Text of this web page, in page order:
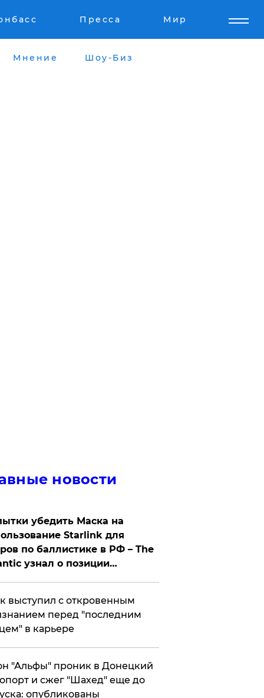
Пресса Мир
Мнение Шоу-Биз
новости
убедить Маска на
Starlink для
по баллистике в РФ – The
узнал о позиции
выступил с откровенным
перед "последним
в карьере
"Альфы" проник в Донецкий
и сжег "Шахед" еще до
опубликованы